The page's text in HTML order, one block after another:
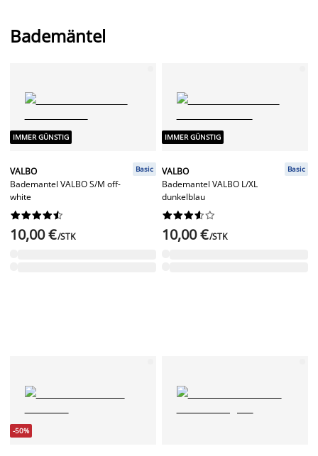
Bademäntel
IMMER GÜNSTIG
VALBO
Bademantel VALBO S/M off-
white
Basic






10,00 €/STK
IMMER GÜNSTIG
VALBO
Bademantel VALBO L/XL
dunkelblau
Basic






10,00 €/STK
-50%